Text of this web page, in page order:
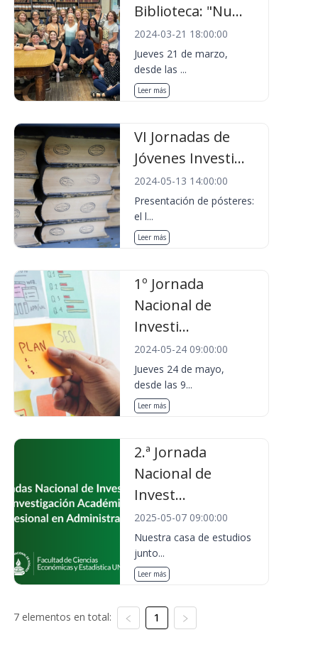
Biblioteca: "Nu...
2024-03-21 18:00:00
Jueves 21 de marzo,
desde las ...
Leer más
VI Jornadas de
Jóvenes Investi...
2024-05-13 14:00:00
Presentación de pósteres:
el l...
Leer más
1º Jornada
Nacional de
Investi...
2024-05-24 09:00:00
Jueves 24 de mayo,
desde las 9...
Leer más
2.ª Jornada
Nacional de
Invest...
2025-05-07 09:00:00
Nuestra casa de estudios
junto...
Leer más
7 elementos en total: 1